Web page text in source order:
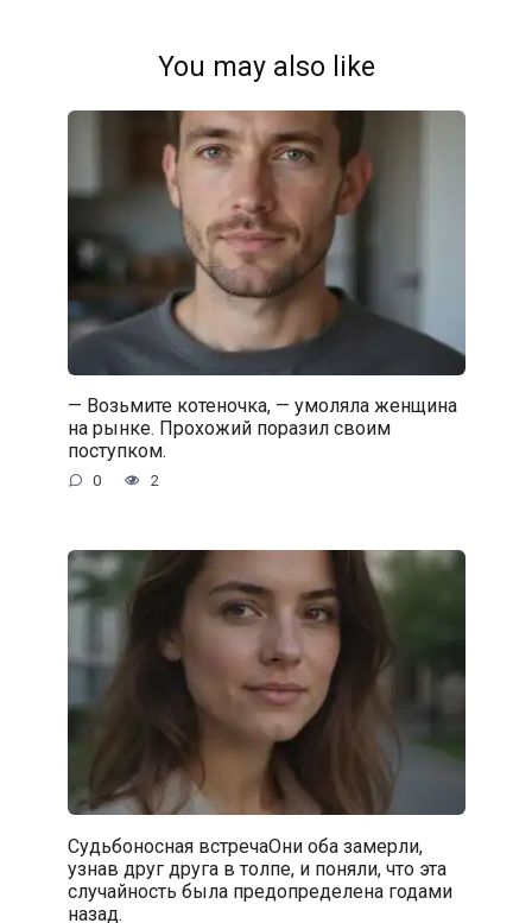
You may also like
— Возьмите котеночка, — умоляла женщина
на рынке. Прохожий поразил своим
поступком.
0 2
Судьбоносная встречаОни оба замерли,
узнав друг друга в толпе, и поняли, что эта
случайность была предопределена годами
назад.